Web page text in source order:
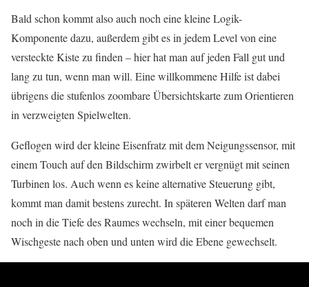
Bald schon kommt also auch noch eine kleine Logik-
Komponente dazu, außerdem gibt es in jedem Level von eine
versteckte Kiste zu finden – hier hat man auf jeden Fall gut und
lang zu tun, wenn man will. Eine willkommene Hilfe ist dabei
übrigens die stufenlos zoombare Übersichtskarte zum Orientieren
in verzweigten Spielwelten.
Geflogen wird der kleine Eisenfratz mit dem Neigungssensor, mit
einem Touch auf den Bildschirm zwirbelt er vergnügt mit seinen
Turbinen los. Auch wenn es keine alternative Steuerung gibt,
kommt man damit bestens zurecht. In späteren Welten darf man
noch in die Tiefe des Raumes wechseln, mit einer bequemen
Wischgeste nach oben und unten wird die Ebene gewechselt.